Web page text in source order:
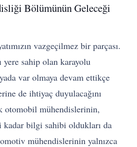
Bölümünün Geleceği
vazgeçilmez bir parçası.
yere sahip olan karayolu
var olmaya devam ettikçe
de ihtiyaç duyulacağını
otomobil mühendislerinin,
kadar bilgi sahibi oldukları da
mühendislerinin yalnızca